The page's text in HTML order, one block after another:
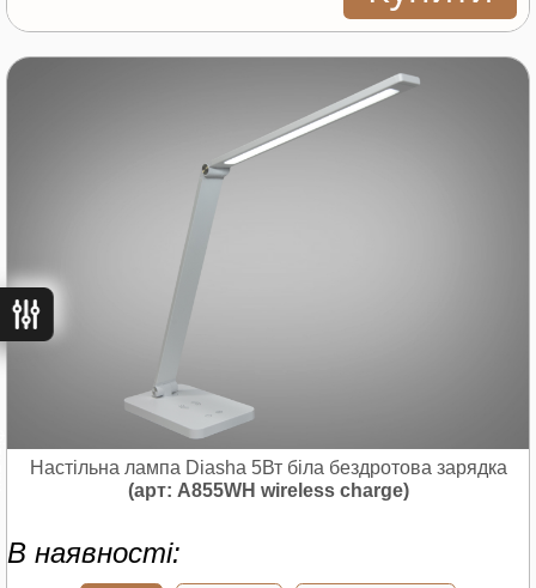
Настільна лампа Diasha 5Вт біла бездротова зарядка
(арт: A855WH wireless charge)
В наявності: